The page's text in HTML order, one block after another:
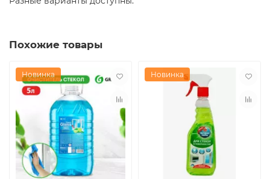
Похожие товары
Новинка Новинка